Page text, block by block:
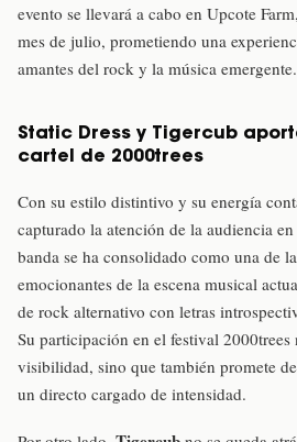
evento se llevará a cabo en Upcote
mes de julio, prometiendo una
amantes del rock y la música emergente.
Static Dress y Tigercub
cartel de 2000trees
Con su estilo distintivo y su energía
capturado la atención de la audiencia
banda se ha consolidado como una de
emocionantes de la escena musical
de rock alternativo con letras
Su participación en el festival 2000trees
visibilidad, sino que también promete
un directo cargado de intensidad.